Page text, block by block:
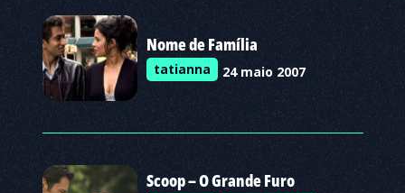
Nome de Família
tatianna 24 maio 2007
Scoop – O Grande Furo